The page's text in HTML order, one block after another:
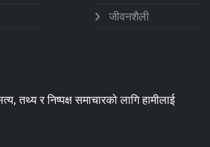
जीवनशैली
तथ्य र निष्पक्ष समाचारको लागि हामीलाई